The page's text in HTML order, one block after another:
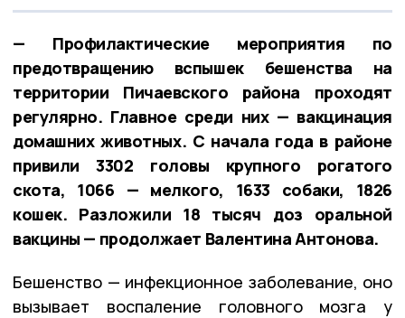
— Профилактические мероприятия по
предотвращению вспышек бешенства на
территории Пичаевского района проходят
регулярно. Главное среди них — вакцинация
домашних животных. С начала года в районе
привили 3302 головы крупного рогатого
скота, 1066 — мелкого, 1633 собаки, 1826
кошек. Разложили 18 тысяч доз оральной
вакцины — продолжает Валентина Антонова.
Бешенство — инфекционное заболевание, оно
вызывает воспаление головного мозга у